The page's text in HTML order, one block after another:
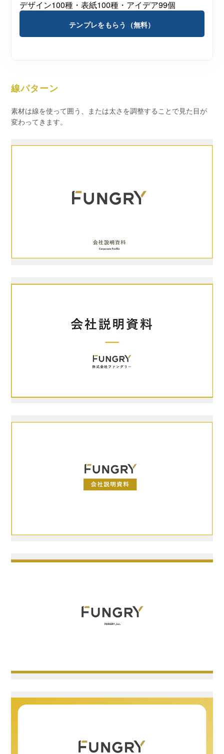
デザイン100種・表紙100種・アイデア99個
テンプレをもらう（無料）
線パターン
素材は線を使って囲う、または太さを調整することで見た目が
変わってきます。